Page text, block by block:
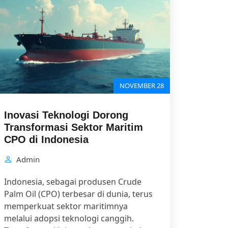
NOVEMBER 28
Inovasi Teknologi Dorong
Transformasi Sektor Maritim
CPO di Indonesia
Admin
Indonesia, sebagai produsen Crude
Palm Oil (CPO) terbesar di dunia, terus
memperkuat sektor maritimnya
melalui adopsi teknologi canggih.